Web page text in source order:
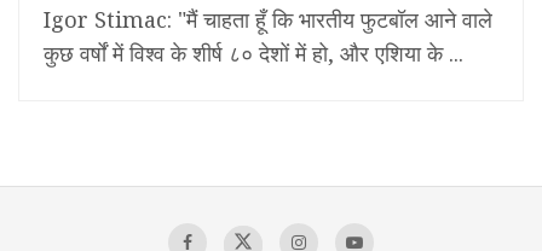
Igor Stimac: "मैं चाहता हूँ कि भारतीय फुटबॉल आने वाले
कुछ वर्षों में विश्व के शीर्ष ८० देशों में हो, और एशिया के ...